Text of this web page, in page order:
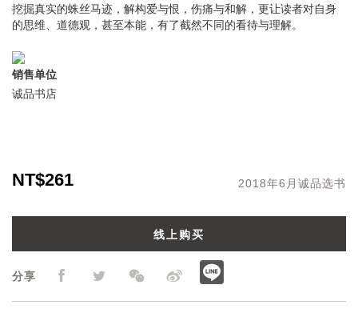
挖掘真实的蛛丝马迹，解构爱与恨，伤痛与和解，更让读者对自身
的思维、道德观，甚至本能，有了截然不同的看待与理解。
销售单位
诚品书店
分享
NT$261 2018年6月诚品选书
线上购买